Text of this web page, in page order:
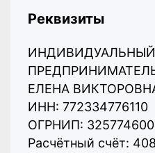
Реквизиты
ИНДИВИДУАЛЬНЫЙ
ЕЛЕНА
ИНН: 772334776110
ОГРНИП:
Расчётный счёт: